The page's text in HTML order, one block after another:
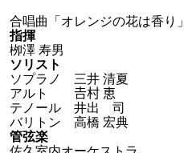
合唱曲「オレンジの花は香り」
指揮
栁澤 寿男
ソリスト
ソプラノ 三井 清夏
アルト 𠮷村 恵
テノール 井出 司
バリトン 高橋 宏典
管弦楽